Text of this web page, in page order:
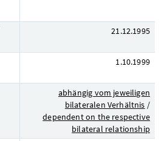
21.12.1995
1.10.1999
abhängig vom jeweiligen
bilateralen Verhältnis /
dependent on the respective
bilateral relationship